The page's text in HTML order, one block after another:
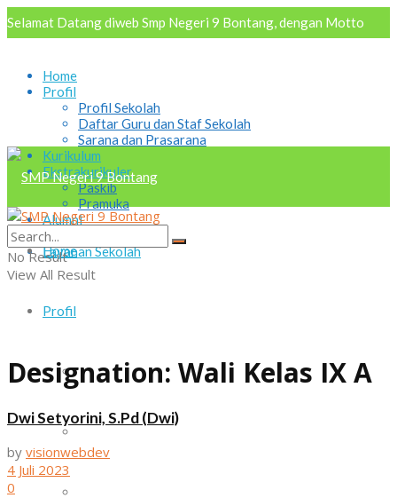
Selamat Datang diweb Smp Negeri 9 Bontang, dengan Motto
Home
Profil
Profil Sekolah
Daftar Guru dan Staf Sekolah
Sarana dan Prasarana
Kurikulum
Ekstrakurikuler
Paskib
Pramuka
Alumni
Osis
Layanan Sekolah
Home
Profil
Profil Sekolah
Daftar Guru dan Staf Sekolah
No Result
View All Result
Designation: Wali Kelas IX A
Dwi Setyorini, S.Pd (Dwi)
by visionwebdev
4 Juli 2023
0